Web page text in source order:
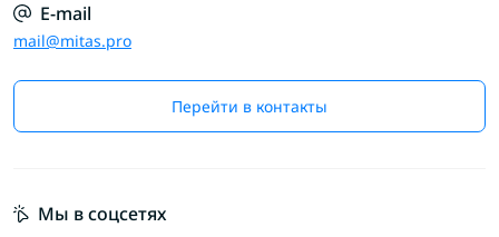
E-mail
mail@mitas.pro
Перейти в контакты
Мы в соцсетях